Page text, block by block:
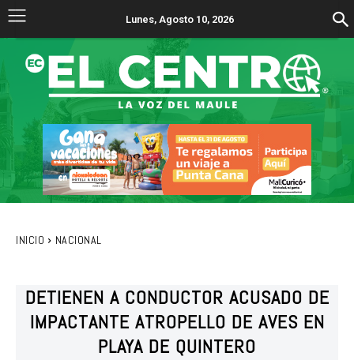
Lunes, Agosto 10, 2026
INICIO NACIONAL
DETIENEN A CONDUCTOR ACUSADO DE
IMPACTANTE ATROPELLO DE AVES EN
PLAYA DE QUINTERO